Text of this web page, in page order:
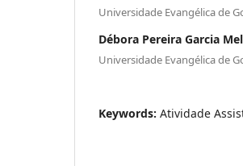
Universidade Evangélica de
Débora Pereira Garcia
Universidade Evangélica de
Keywords: Atividade